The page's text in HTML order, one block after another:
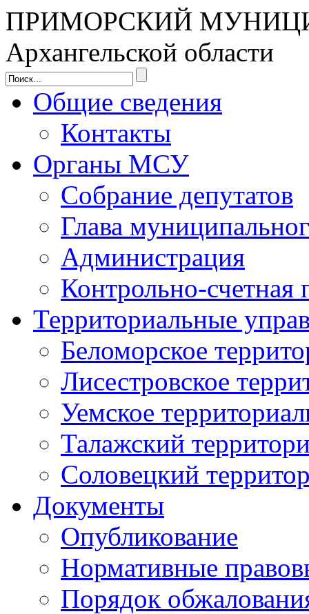
ПРИМОРСКИЙ
Архангельской области
Общие сведения
Контакты
Органы МСУ
Собрание депутатов
Глава
Администрация
Контрольно-счетная
Территориальные
Беломорское
Лисестровское
Уемское
Талажский
Соловецкий
Документы
Опубликование
Нормативные
Порядок